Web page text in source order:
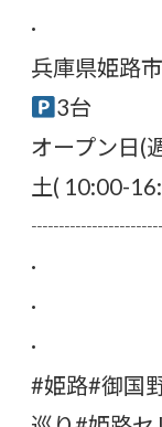
·
兵庫県姫路
3台
オープン日(
土( 10:00-
·
·
·
#姫路#御国